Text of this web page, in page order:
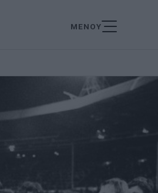
ΜΕΝΟΥ